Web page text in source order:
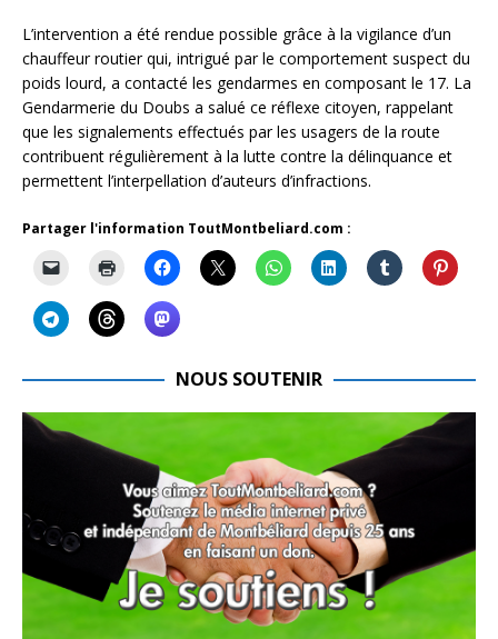
L’intervention a été rendue possible grâce à la vigilance d’un
chauffeur routier qui, intrigué par le comportement suspect du
poids lourd, a contacté les gendarmes en composant le 17. La
Gendarmerie du Doubs a salué ce réflexe citoyen, rappelant
que les signalements effectués par les usagers de la route
contribuent régulièrement à la lutte contre la délinquance et
permettent l’interpellation d’auteurs d’infractions.
Partager l'information ToutMontbeliard.com :
NOUS SOUTENIR